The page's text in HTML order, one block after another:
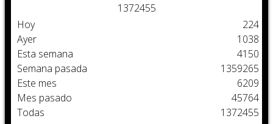
1 372455
Hoy
Ayer
Esta semana
Semana pasada
Este mes
Mes pasado
Todas
224
1038
4150
1359265
6209
45764
1372455